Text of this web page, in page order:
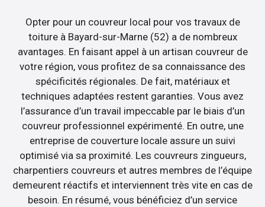
Opter pour un couvreur local pour vos travaux de
toiture à Bayard-sur-Marne (52) a de nombreux
avantages. En faisant appel à un artisan couvreur de
votre région, vous profitez de sa connaissance des
spécificités régionales. De fait, matériaux et
techniques adaptées restent garanties. Vous avez
l’assurance d’un travail impeccable par le biais d’un
couvreur professionnel expérimenté. En outre, une
entreprise de couverture locale assure un suivi
optimisé via sa proximité. Les couvreurs zingueurs,
charpentiers couvreurs et autres membres de l’équipe
demeurent réactifs et interviennent très vite en cas de
besoin. En résumé, vous bénéficiez d’un service